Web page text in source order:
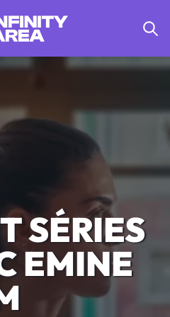
SÉRIES
EMINE